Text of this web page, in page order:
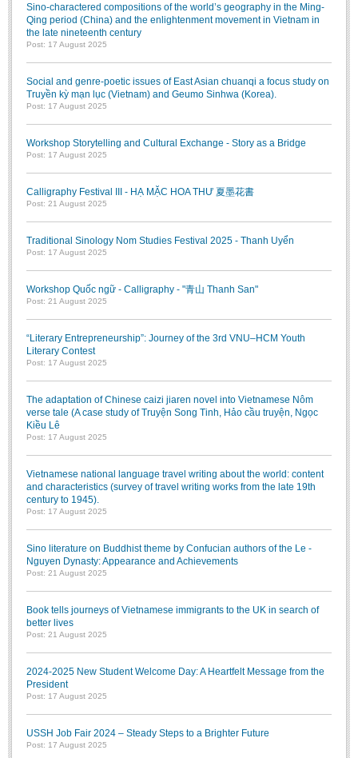
Sino-charactered compositions of the world’s geography in the Ming-
Qing period (China) and the enlightenment movement in Vietnam in
the late nineteenth century
Post: 17 August 2025
Social and genre-poetic issues of East Asian chuanqi a focus study on
Truyền kỳ mạn lục (Vietnam) and Geumo Sinhwa (Korea).
Post: 17 August 2025
Workshop Storytelling and Cultural Exchange - Story as a Bridge
Post: 17 August 2025
Calligraphy Festival III - HẠ MẶC HOA THƯ 夏墨花書
Post: 21 August 2025
Traditional Sinology Nom Studies Festival 2025 - Thanh Uyển
Post: 17 August 2025
Workshop Quốc ngữ - Calligraphy - "青山 Thanh San"
Post: 21 August 2025
“Literary Entrepreneurship”: Journey of the 3rd VNU–HCM Youth
Literary Contest
Post: 17 August 2025
The adaptation of Chinese caizi jiaren novel into Vietnamese Nôm
verse tale (A case study of Truyện Song Tinh, Hảo cầu truyện, Ngọc
Kiều Lê
Post: 17 August 2025
Vietnamese national language travel writing about the world: content
and characteristics (survey of travel writing works from the late 19th
century to 1945).
Post: 17 August 2025
Sino literature on Buddhist theme by Confucian authors of the Le -
Nguyen Dynasty: Appearance and Achievements
Post: 21 August 2025
Book tells journeys of Vietnamese immigrants to the UK in search of
better lives
Post: 21 August 2025
2024-2025 New Student Welcome Day: A Heartfelt Message from the
President
Post: 17 August 2025
USSH Job Fair 2024 – Steady Steps to a Brighter Future
Post: 17 August 2025